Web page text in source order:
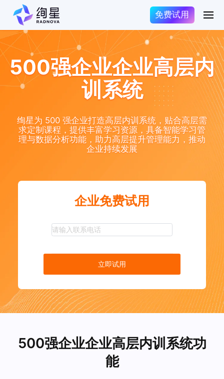
免费试用
500强企业企业高层内
训系统
绚星为 500 强企业打造高层内训系统，贴合高层需
求定制课程，提供丰富学习资源，具备智能学习管
理与数据分析功能，助力高层提升管理能力，推动
企业持续发展
企业免费试用
立即试用
500强企业企业高层内训系统功
能